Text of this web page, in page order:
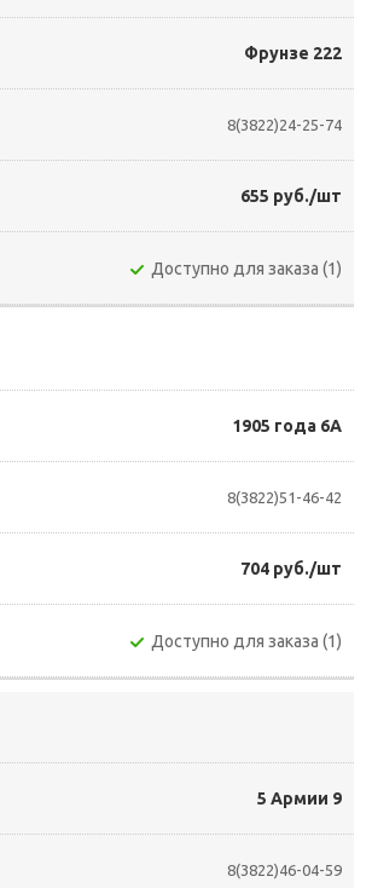
Фрунзе 222
8(3822)24-25-74
655 руб./шт
Доступно для заказа (1)
1905 года 6А
8(3822)51-46-42
704 руб./шт
Доступно для заказа (1)
5 Армии 9
8(3822)46-04-59